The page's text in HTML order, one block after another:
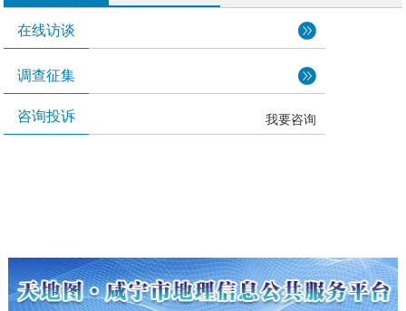
在线访谈
调查征集
我要咨询
咨询投诉